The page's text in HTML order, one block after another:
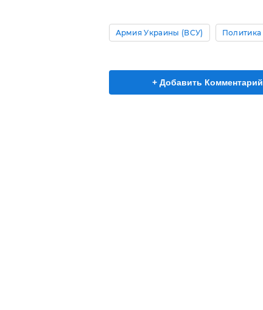
Армия Украины (ВСУ) Политика
+ Добавить Комментарий